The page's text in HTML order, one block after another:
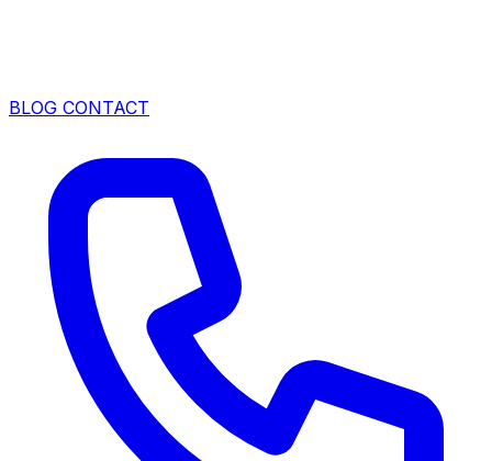
BLOG CONTACT